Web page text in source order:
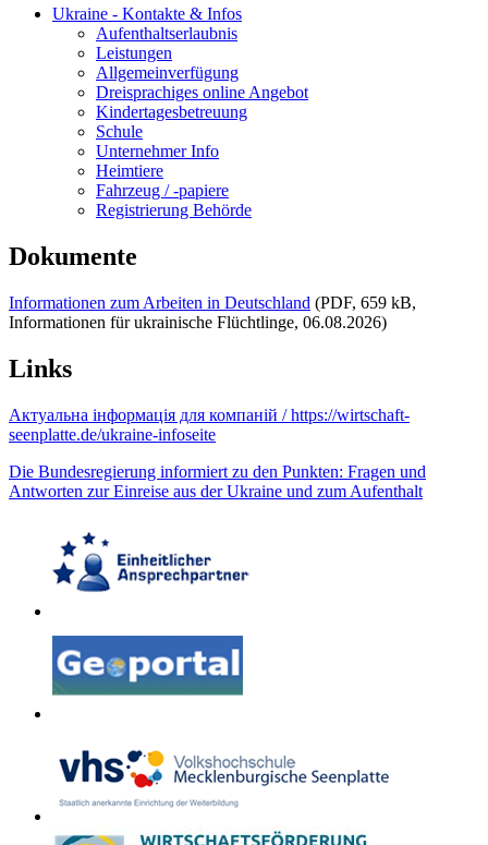
Ukraine - Kontakte & Infos
Aufenthaltserlaubnis
Leistungen
Allgemeinverfügung
Dreisprachiges online Angebot
Kindertagesbetreuung
Schule
Unternehmer Info
Heimtiere
Fahrzeug / -papiere
Registrierung Behörde
Dokumente
Informationen zum Arbeiten in Deutschland (PDF, 659 kB,
Informationen für ukrainische Flüchtlinge, 06.08.2026)
Links
Актуальна інформація для компаній / https://wirtschaft-
seenplatte.de/ukraine-infoseite
Die Bundesregierung informiert zu den Punkten: Fragen und
Antworten zur Einreise aus der Ukraine und zum Aufenthalt